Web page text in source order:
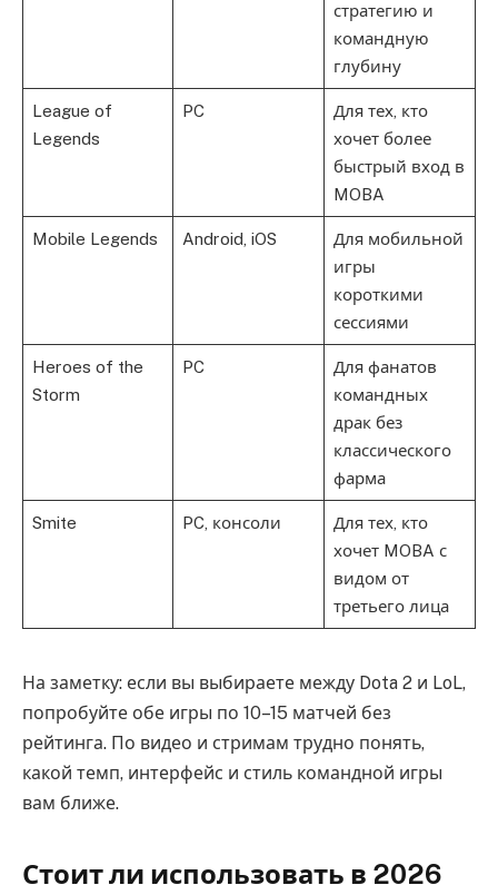
стратегию и
командную
глубину
League of
Legends
PC
Для тех, кто
хочет более
быстрый вход в
MOBA
Mobile Legends Android, iOS
Для мобильной
игры
короткими
сессиями
Heroes of the
Storm
PC
Для фанатов
командных
драк без
классического
фарма
Smite PC, консоли
Для тех, кто
хочет MOBA с
видом от
третьего лица
На заметку: если вы выбираете между Dota 2 и LoL,
попробуйте обе игры по 10–15 матчей без
рейтинга. По видео и стримам трудно понять,
какой темп, интерфейс и стиль командной игры
вам ближе.
Стоит ли использовать в 2026